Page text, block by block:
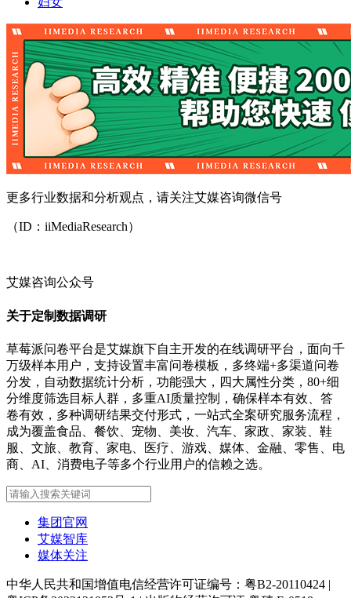
更多行业数据和分析观点，请关注艾媒咨询微信号
（ID：iiMediaResearch）
艾媒咨询公众号
关于定制数据调研
草莓派问卷平台是艾媒旗下自主开发的在线调研平台，面向千
万级样本用户，支持设置丰富问卷模板，多终端+多渠道问卷
分发，自动数据统计分析，功能强大，四大属性分类，80+细
分维度筛选目标人群，多重AI质量控制，确保样本有效、答
卷有效，多种调研结果交付形式，一站式全案研究服务流程，
成为覆盖食品、餐饮、宠物、美妆、汽车、家政、家装、鞋
服、文旅、教育、家电、医疗、游戏、媒体、金融、零售、电
商、AI、消费电子等多个行业用户的信赖之选。
集团官网
艾媒智库
媒体关注
中华人民共和国增值电信经营许可证编号：粤B2-20110424 |